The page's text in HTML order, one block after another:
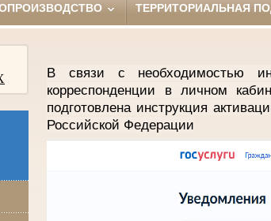
ТЕРРИТОРИАЛЬНАЯ
В связи с необходимостью
корреспонденции в личном
подготовлена инструкция
Российской Федерации